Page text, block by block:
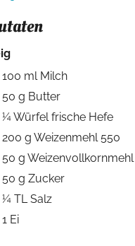
100 ml Milch
50 g Butter
¼Würfel frische Hefe
200 g Weizenmehl 550
50 g Weizenvollkornmehl
50 g Zucker
¼ TL Salz
1 Ei